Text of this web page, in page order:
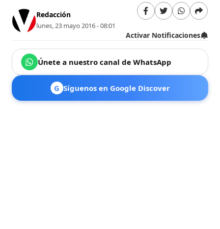
Redacción
lunes, 23 mayo 2016 - 08:01
Activar Notificaciones
Únete a nuestro canal de WhatsApp
G Síguenos en Google Discover